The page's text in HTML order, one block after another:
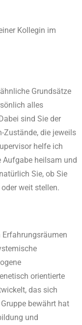
Kollegin im
Grundsätze
alles
sind Sie der
Zustände, die jeweils
helfe ich
Aufgabe heilsam und
Sie, ob Sie
weit stellen.
orientierte
das sich
bewährt hat
und